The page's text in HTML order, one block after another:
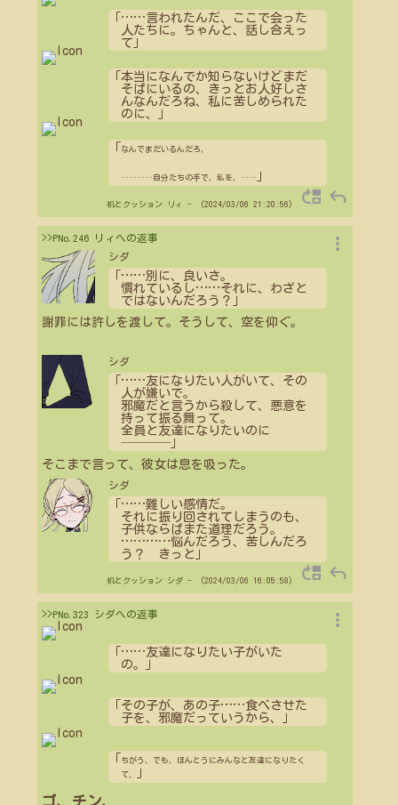
……言われたんだ、ここで会った
人たちに。ちゃんと、話し合えっ
て」
「本当になんでか知らないけどまだ
そばにいるの、きっとお人好しさ
んなんだろね、私に苦しめられた
のに、」
なんでまだいるんだろ、
… … … … 自分たちの手で、私を、 … …
机とクッション リィ - （2024/03/06 21:20:56） move_up reply
>>PNo.246 リィへの返事
シダ
……別に、良いさ。
慣れているし ……それに、わざと
ではないんだろう？」
謝罪には許しを渡して。そうして、空を仰ぐ。
シダ
……友になりたい人がいて、その
人が嫌いで。
邪魔だと言うから殺して、悪意を
持って振る舞って。
全員と友達になりたいのに
────」
そこまで言って、彼女は息を吸った。
シダ
……難しい感情だ。
それに振り回されてしまうのも、
子供ならばまた道理だろう。
…………悩んだろう、苦しんだろ
う？ きっと」
more_vert
机とクッション シダ- （2024/03/06 16:05:58） move_up reply
>>PNo.323 シダへの返事
……友達になりたい子がいた
の。」
「その子が、あの子……食べさせた
子を、邪魔だっていうから、」
ちがう、でも、ほんとうにみんなと友達になりたく
て、
ゴ、チン、
more_vert